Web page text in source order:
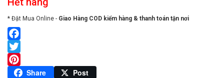
* Đặt Mua Online - Giao Hàng COD kiểm hàng & thanh toán tận nơi
Facebook
Twitter
Pinterest
Share Post